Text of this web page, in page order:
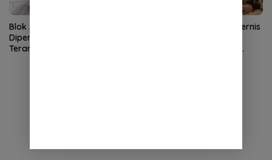
Blok Andaman
Dipertanyakan, Aceh Kembali
Terancam Jadi Penonton
Kapolda Aceh Buka Rakernis